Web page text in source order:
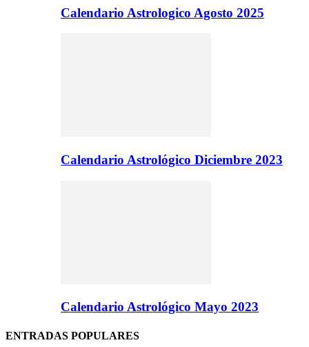
Calendario Astrologico Agosto 2025
Calendario Astrológico Diciembre 2023
Calendario Astrológico Mayo 2023
ENTRADAS POPULARES